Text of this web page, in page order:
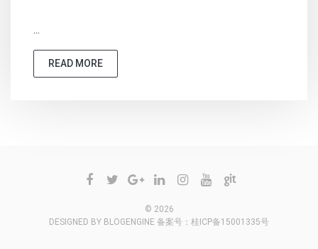
...
READ MORE
© 2026
DESIGNED BY BLOGENGINE 备案号： 桂ICP备15001335号